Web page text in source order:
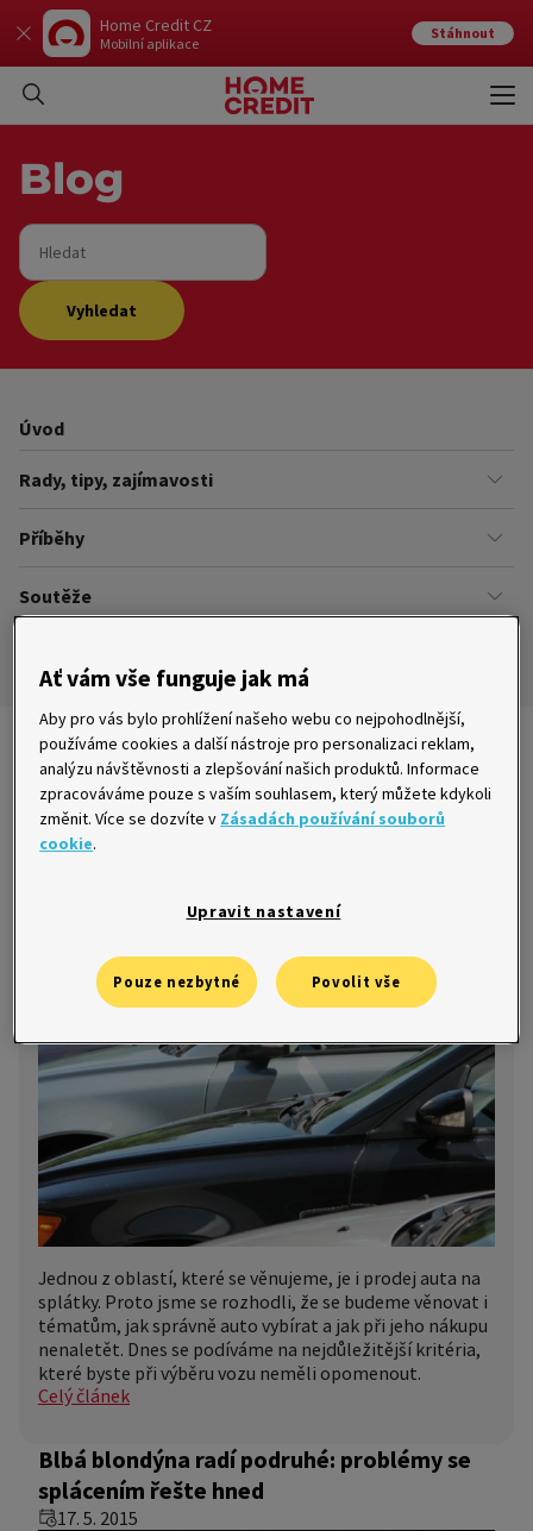
Home Credit CZ
Mobilní aplikace
Stáhnout
Blog
Hledat
Vyhledat
Úvod
Rady, tipy, zajímavosti
Finance
Úřady
Příběhy
Našich zákazníků
Soutěže
Pravidla soutěží
Nejnovější články
Jednou z oblastí, které se věnujeme, je i prodej auta na
splátky. Proto jsme se rozhodli, že se budeme věnovat i
tématům, jak správně auto vybírat a jak při jeho nákupu
nenaletět. Dnes se podíváme na nejdůležitější kritéria,
které byste při výběru vozu neměli opomenout.
Celý článek
Blbá blondýna radí podruhé: problémy se
splácením řešte hned
17. 5. 2015
Ať vám vše funguje jak má
Aby pro vás bylo prohlížení našeho webu co nejpohodlnější,
používáme cookies a další nástroje pro personalizaci reklam,
analýzu návštěvnosti a zlepšování našich produktů. Informace
zpracováváme pouze s vaším souhlasem, který můžete kdykoli
změnit. Více se dozvíte v Zásadách používání souborů
cookie.
Upravit nastavení
Pouze nezbytné Povolit vše